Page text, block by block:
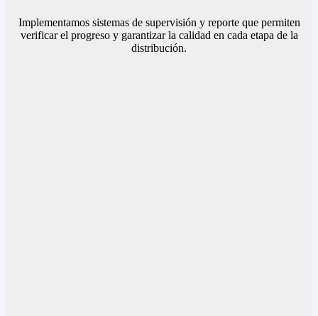
Implementamos sistemas de supervisión y reporte que permiten
verificar el progreso y garantizar la calidad en cada etapa de la
distribución.